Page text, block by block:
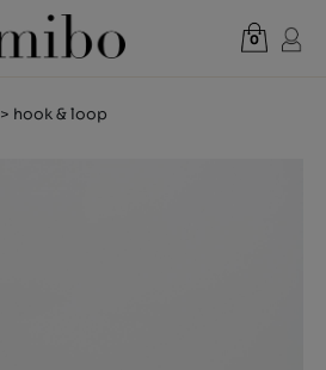
0
VOIR PANIER
> hook & loop